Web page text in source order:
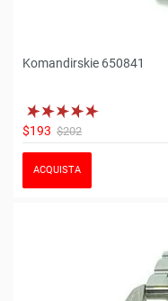
Komandirskie 650841
$193 $202
ACQUISTA